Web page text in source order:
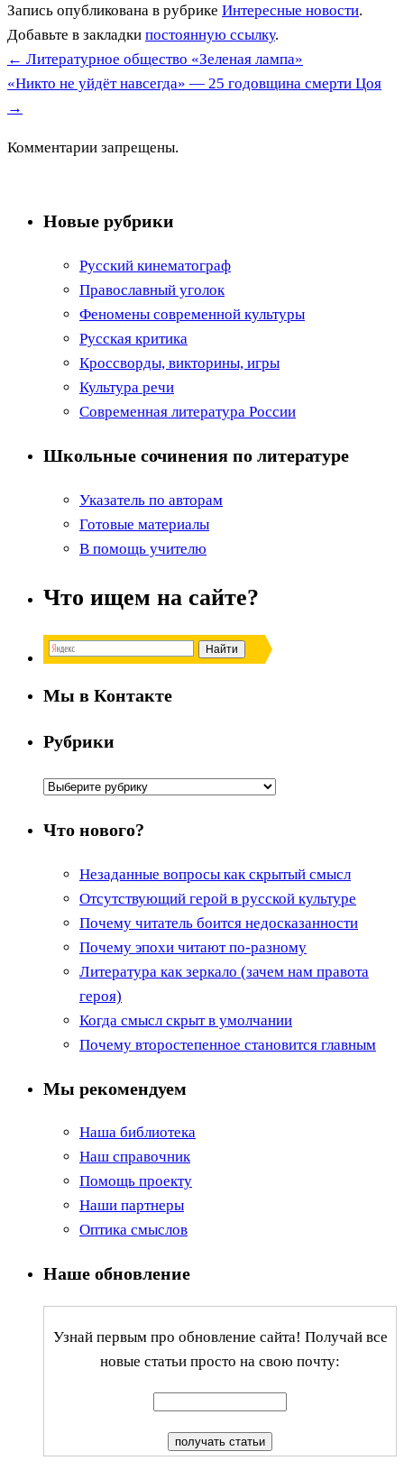
Запись опубликована в рубрике Интересные новости.
Добавьте в закладки постоянную ссылку.
← Литературное общество «Зеленая лампа»
«Никто не уйдёт навсегда» — 25 годовщина смерти Цоя
→
Комментарии запрещены.
Новые рубрики
Русский кинематограф
Православный уголок
Феномены современной культуры
Русская критика
Кроссворды, викторины, игры
Культура речи
Современная литература России
Школьные сочинения по литературе
Указатель по авторам
Готовые материалы
В помощь учителю
Что ищем на сайте?
Мы в Контакте
Рубрики
Рубрики
Что нового?
Незаданные вопросы как скрытый смысл
Отсутствующий герой в русской культуре
Почему читатель боится недосказанности
Почему эпохи читают по-разному
Литература как зеркало (зачем нам правота
героя)
Когда смысл скрыт в умолчании
Почему второстепенное становится главным
Мы рекомендуем
Наша библиотека
Наш справочник
Помощь проекту
Наши партнеры
Оптика смыслов
Наше обновление
Узнай первым про обновление сайта! Получай все
новые статьи просто на свою почту: